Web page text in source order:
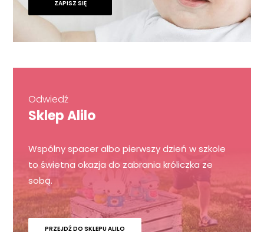
ZAPISZ SIĘ
Odwiedź
Sklep Alilo
Wspólny spacer albo pierwszy dzień w szkole
to świetna okazja do zabrania króliczka ze
sobą.
PRZEJDŹ DO SKLEPU ALILO